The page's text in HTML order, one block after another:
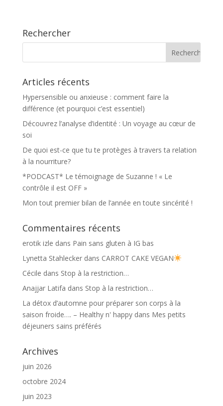
Rechercher
Articles récents
Hypersensible ou anxieuse : comment faire la
différence (et pourquoi c’est essentiel)
Découvrez l’analyse d’identité : Un voyage au cœur de
soi
De quoi est-ce que tu te protèges à travers ta relation
à la nourriture?
*PODCAST* Le témoignage de Suzanne ! « Le
contrôle il est OFF »
Mon tout premier bilan de l’année en toute sincérité !
Commentaires récents
erotik izle dans Pain sans gluten à IG bas
Lynetta Stahleckerdans CARROT CAKE VEGAN
Cécile dans Stop à la restriction…
Anajjar Latifa dans Stop à la restriction…
La détox d’automne pour préparer son corps à la
saison froide…. – Healthy n' happydans Mes petits
déjeuners sains préférés
Archives
juin 2026
octobre 2024
juin 2023